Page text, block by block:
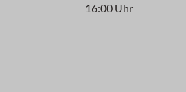
16:00 Uhr